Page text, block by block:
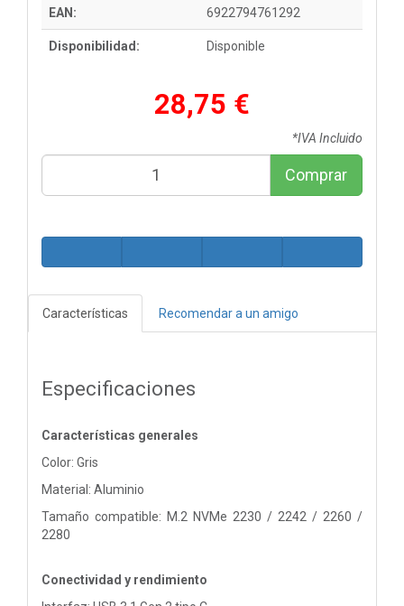
EAN: 6922794761292
Disponibilidad: Disponible
28,75 €
*IVA Incluido
Comprar
Características Recomendar a un amigo
Especificaciones
Características generales
Color: Gris
Material: Aluminio
Tamaño compatible: M.2 NVMe 2230 / 2242 / 2260 /
2280
Conectividad y rendimiento